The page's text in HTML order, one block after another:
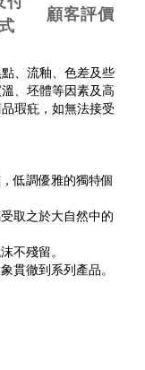
顧客評價
、流釉、色差及些
、坯體等因素及高
瑕疪，如無法接受
低調優雅的獨特個
取之於大自然中的
不殘留。
貫徹到系列產品。